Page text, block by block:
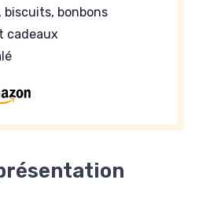
biscuits, bonbons
cadeaux